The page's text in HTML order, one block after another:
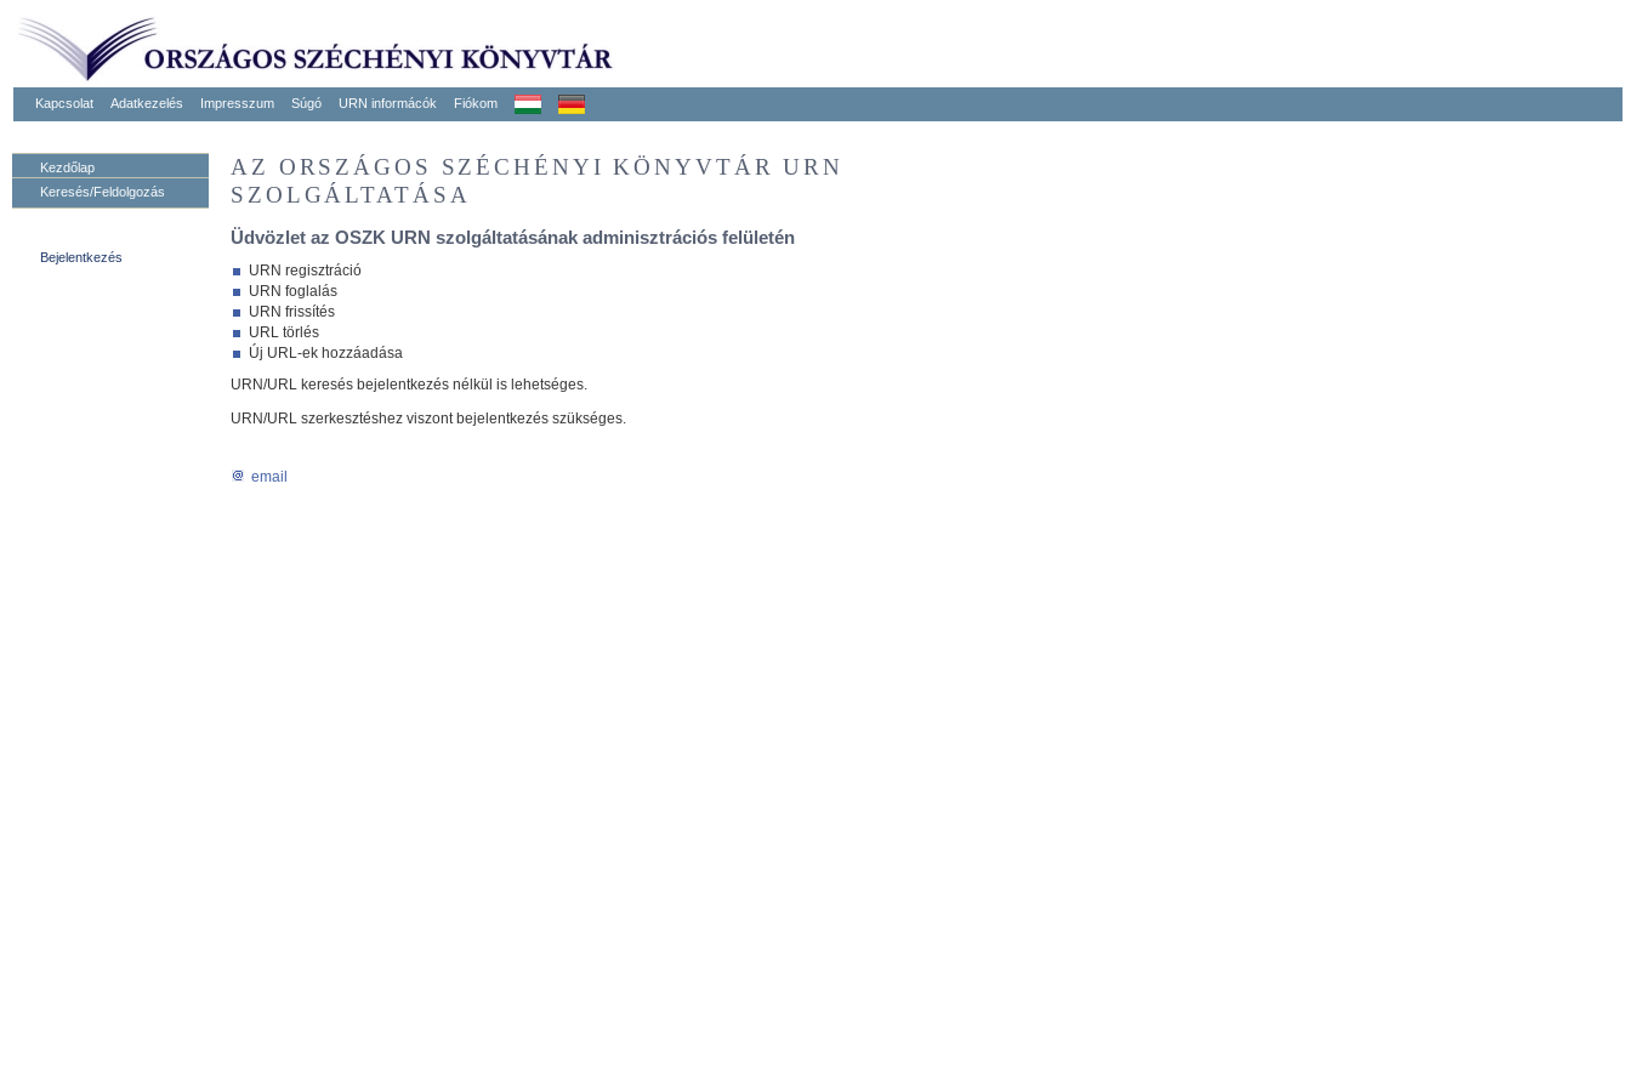
Kapcsolat Adatkezelés Impresszum Súgó URN informácók Fiókom
Kezdőlap
Keresés/Feldolgozás
Bejelentkezés
AZ ORSZÁGOS SZÉCHÉNYI KÖNYVTÁR URN
SZOLGÁLTATÁSA
Üdvözlet az OSZK URN szolgáltatásának adminisztrációs felületén
URN regisztráció
URN foglalás
URN frissítés
URL törlés
Új URL-ek hozzáadása
URN/URL keresés bejelentkezés nélkül is lehetséges.
URN/URL szerkesztéshez viszont bejelentkezés szükséges.
email